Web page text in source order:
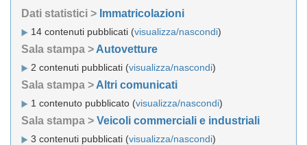
Dati statistici > Immatricolazioni
14 contenuti pubblicati (visualizza/nascondi)
Sala stampa > Autovetture
2 contenuti pubblicati (visualizza/nascondi)
Sala stampa > Altri comunicati
1 contenuto pubblicato (visualizza/nascondi)
Sala stampa > Veicoli commerciali e industriali
3 contenuti pubblicati (visualizza/nascondi)